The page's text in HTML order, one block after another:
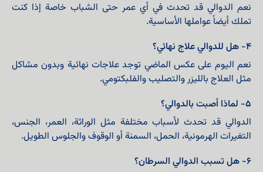
نعم الدوالي قد تحدث في أي عمر حتى الشباب خاصة إذا كنت
تملك أيضاً عواملها الأساسية.
٤- هل للدوالي علاج نهائي؟
نعم اليوم على عكس الماضي توجد علاجات نهائية وبدون مشاكل
مثل العلاج بالليزر والتصليب والفلبكتومي.
٥- لماذا أصبت بالدوالي؟
الدوالي قد تحدث لأسباب مختلفة مثل الوراثة، العمر، الجنس،
التغيرات الهرمونية، الحمل، السمنة أو الوقوف والجلوس الطويل.
٦- هل تسبب الدوالي السرطان؟